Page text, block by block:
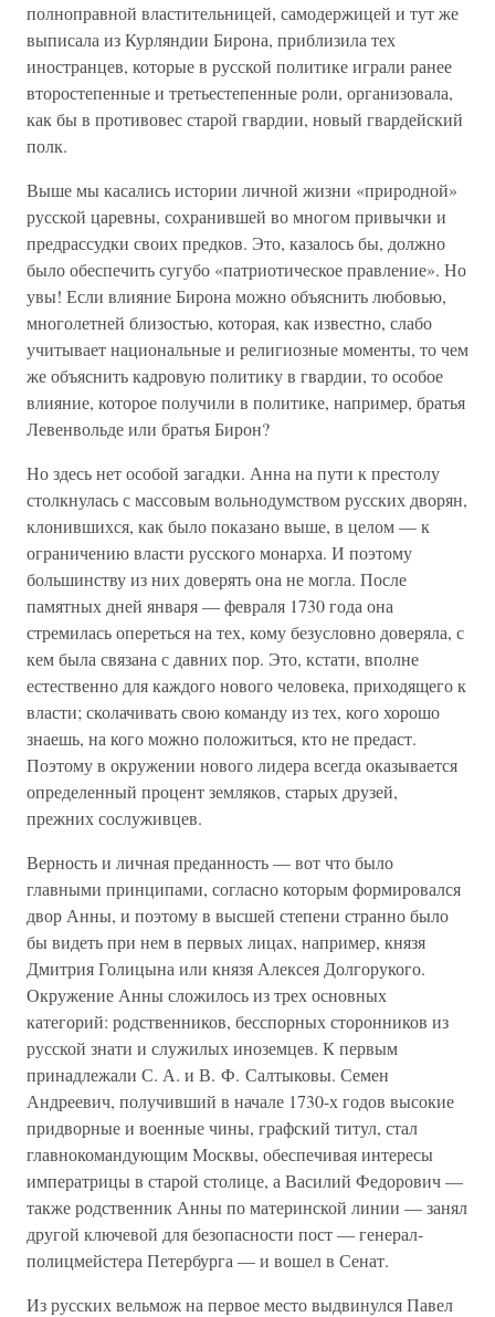
полноправной властительницей, самодержицей и тут же
выписала из Курляндии Бирона, приблизила тех
иностранцев, которые в русской политике играли ранее
второстепенные и третьестепенные роли, организовала,
как бы в противовес старой гвардии, новый гвардейский
полк.
Выше мы касались истории личной жизни «природной»
русской царевны, сохранившей во многом привычки и
предрассудки своих предков. Это, казалось бы, должно
было обеспечить сугубо «патриотическое правление». Но
увы! Если влияние Бирона можно объяснить любовью,
многолетней близостью, которая, как известно, слабо
учитывает национальные и религиозные моменты, то чем
же объяснить кадровую политику в гвардии, то особое
влияние, которое получили в политике, например, братья
Левенвольде или братья Бирон?
Но здесь нет особой загадки. Анна на пути к престолу
столкнулась с массовым вольнодумством русских дворян,
клонившихся, как было показано выше, в целом — к
ограничению власти русского монарха. И поэтому
большинству из них доверять она не могла. После
памятных дней января — февраля 1730 года она
стремилась опереться на тех, кому безусловно доверяла, с
кем была связана с давних пор. Это, кстати, вполне
естественно для каждого нового человека, приходящего к
власти; сколачивать свою команду из тех, кого хорошо
знаешь, на кого можно положиться, кто не предаст.
Поэтому в окружении нового лидера всегда оказывается
определенный процент земляков, старых друзей,
прежних сослуживцев.
Верность и личная преданность — вот что было
главными принципами, согласно которым формировался
двор Анны, и поэтому в высшей степени странно было
бы видеть при нем в первых лицах, например, князя
Дмитрия Голицына или князя Алексея Долгорукого.
Окружение Анны сложилось из трех основных
категорий: родственников, бесспорных сторонников из
русской знати и служилых иноземцев. К первым
принадлежали С. А. и В. Ф. Салтыковы. Семен
Андреевич, получивший в начале 1730-х годов высокие
придворные и военные чины, графский титул, стал
главнокомандующим Москвы, обеспечивая интересы
императрицы в старой столице, а Василий Федорович —
также родственник Анны по материнской линии — занял
другой ключевой для безопасности пост — генерал-
полицмейстера Петербурга — и вошел в Сенат.
Из русских вельмож на первое место выдвинулся Павел